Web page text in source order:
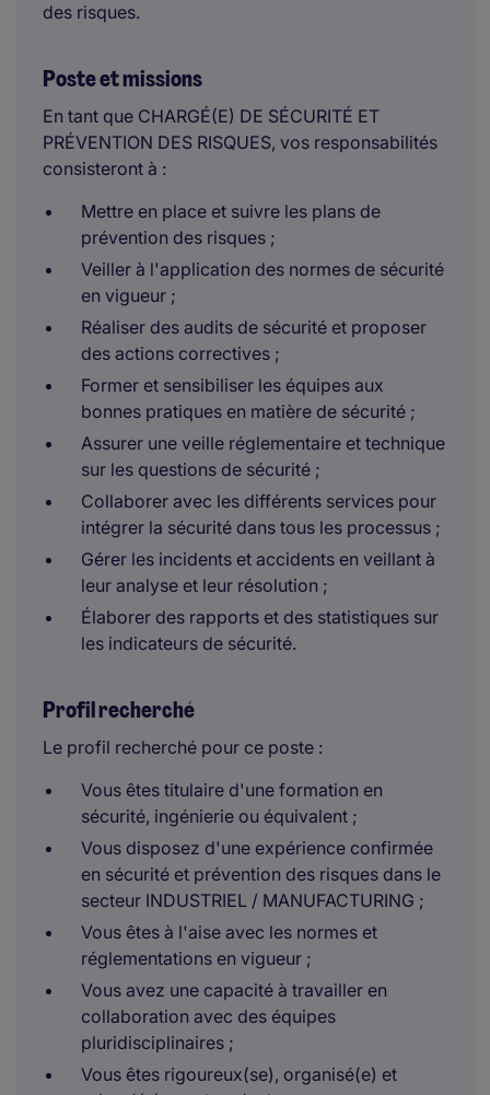
des risques.
Poste et missions
En tant que CHARGÉ(E) DE SÉCURITÉ ET
PRÉVENTION DES RISQUES, vos responsabilités
consisteront à :
Mettre en place et suivre les plans de
prévention des risques ;
Veiller à l'application des normes de sécurité
en vigueur ;
Réaliser des audits de sécurité et proposer
des actions correctives ;
Former et sensibiliser les équipes aux
bonnes pratiques en matière de sécurité ;
Assurer une veille réglementaire et technique
sur les questions de sécurité ;
Collaborer avec les différents services pour
intégrer la sécurité dans tous les processus ;
Gérer les incidents et accidents en veillant à
leur analyse et leur résolution ;
Élaborer des rapports et des statistiques sur
les indicateurs de sécurité.
Profil recherché
Le profil recherché pour ce poste :
Vous êtes titulaire d'une formation en
sécurité, ingénierie ou équivalent ;
Vous disposez d'une expérience confirmée
en sécurité et prévention des risques dans le
secteur INDUSTRIEL / MANUFACTURING ;
Vous êtes à l'aise avec les normes et
réglementations en vigueur ;
Vous avez une capacité à travailler en
collaboration avec des équipes
pluridisciplinaires ;
Vous êtes rigoureux(se), organisé(e) et